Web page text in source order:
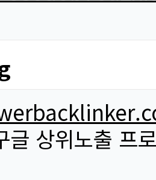
글 상위노출 프